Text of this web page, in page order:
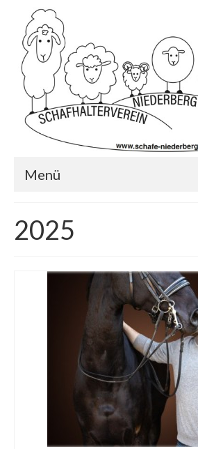
Menü
Wer wir sind?…
Schafrassen
Mitglied werden?
Workshop-Termine
Sie brauchen Hilfe? …
Das Stallbuch
2025